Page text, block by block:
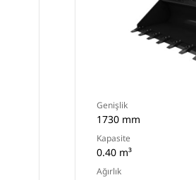
Genişlik
1730 mm
Kapasite
0.40 m³
Ağırlık